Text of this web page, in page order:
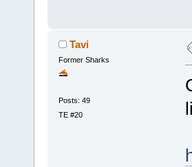
Tavi
Former Sharks
Posts: 49
TE #20